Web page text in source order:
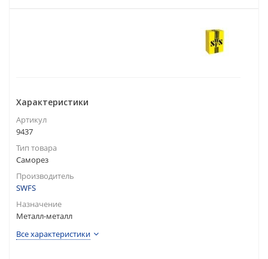
Характеристики
Артикул
9437
Тип товара
Саморез
Производитель
SWFS
Назначение
Металл-металл
Все характеристики